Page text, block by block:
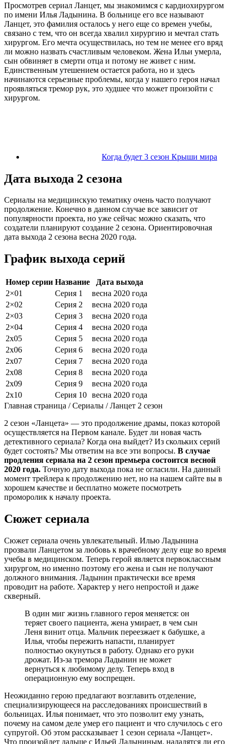
Просмотрев сериал Ланцет, мы знакомимся с кардиохирургом
по имени Илья Ладынина. В больнице его все называют
Ланцет, это фамилия осталось у него еще со времен учебы,
связано с тем, что он всегда хвалил хирургию и мечтал стать
хирургом. Его мечта осуществилась, но тем не менее его вряд
ли можно назвать счастливым человеком. Жена Ильи умерла,
сын обвиняет в смерти отца и потому не живет с ним.
Единственным утешением остается работа, но и здесь
начинаются серьезные проблемы, когда у нашего героя начал
проявляться тремор рук, это худшее что может произойти с
хирургом.
Когда будет 3 сезон Крыши мира
Дата выхода 2 сезона
Сериалы на медицинскую тематику очень часто получают
продолжение. Конечно в данном случае все зависит от
популярности проекта, но уже сейчас можно сказать, что
создатели планируют создание 2 сезона. Ориентировочная
дата выхода 2 сезона весна 2020 года.
График выхода серий
Номер серии Название
Дата выхода
2×01
Серия 1
весна 2020 года
2×02
Серия 2
весна 2020 года
2×03
Серия 3
весна 2020 года
2×04
Серия 4
весна 2020 года
2х05
Серия 5
весна 2020 года
2х06
Серия 6
весна 2020 года
2х07
Серия 7
весна 2020 года
2х08
Серия 8
весна 2020 года
2х09
Серия 9
весна 2020 года
2х10
Серия 10 весна 2020 года
Главная страница / Сериалы / Ланцет 2 сезон
2 сезон «Ланцета» — это продолжение драмы, показ которой
осуществляется на Первом канале. Будет ли новая часть
детективного сериала? Когда она выйдет? Из скольких серий
будет состоять? Мы ответим на все эти вопросы. В случае
продления сериала на 2 сезон премьера состоится весной
2020 года. Точную дату выхода пока не огласили. На данный
момент трейлера к продолжению нет, но на нашем сайте вы в
хорошем качестве и бесплатно можете посмотреть
проморолик к началу проекта.
Сюжет сериала
Сюжет сериала очень увлекательный. Илью Ладынина
прозвали Ланцетом за любовь к врачебному делу еще во время
учебы в медицинском. Теперь герой является первоклассным
хирургом, но именно поэтому его жена и сын не получают
должного внимания. Ладынин практически все время
проводит на работе. Характер у него непростой и даже
скверный.
В один миг жизнь главного героя меняется: он
теряет своего пациента, жена умирает, в чем сын
Леня винит отца. Мальчик переезжает к бабушке, а
Илья, чтобы пережить напасти, планирует
полностью окунуться в работу. Однако его руки
дрожат. Из-за тремора Ладынин не может
вернуться к любимому делу. Теперь вход в
операционную ему воспрещен.
Неожиданно герою предлагают возглавить отделение,
специализирующееся на расследованиях происшествий в
больницах. Илья понимает, что это позволит ему узнать,
почему на самом деле умер его пациент и что случилось с его
супругой. Об этом рассказывает 1 сезон сериала «Ланцет».
Что произойдет дальше с Ильей Ладыниным, наладятся ли его